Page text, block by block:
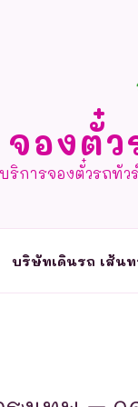
จองตั๋
บริการจองตั๋วรถทั
บริษัทเดินรถ เส้นท